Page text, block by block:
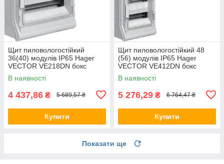
Щит пиловологостійкий
36(40) модулів IP65 Hager
VECTOR VE218DN бокс
Хагер, шафа розподільна
(Smart Rozetka)
В наявності
4 437,86 ₴ 5 689,57 ₴
Купити
Щит пиловологостійкий 48
(56) модулів IP65 Hager
VECTOR VE412DN бокс
Хагер, шафа розподільна
(Smart Rozetka)
В наявності
5 276,29 ₴ 6 764,47 ₴
Купити
Показати ще